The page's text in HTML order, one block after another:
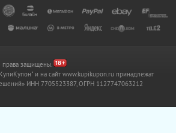
защищены.
и на сайт www.kupikupon.ru принадлежат
ИНН 7705523387, ОГРН 1127747063212